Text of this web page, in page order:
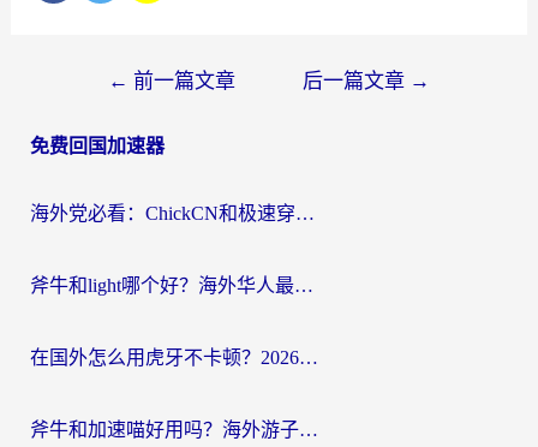
导
← 前一篇文章 后一篇文章 →
免费回国加速器
海外党必看：ChickCN和极速穿梭VPN好用吗？3招教你选对回国加速器无缝刷国内资源
斧牛和light哪个好？海外华人最关心的回国加速器选择难题，一篇讲透
在国外怎么用虎牙不卡顿？2026海外华人亲测有效的回国加速器选择指南
斧牛和加速喵好用吗？海外游子的真实选择困境